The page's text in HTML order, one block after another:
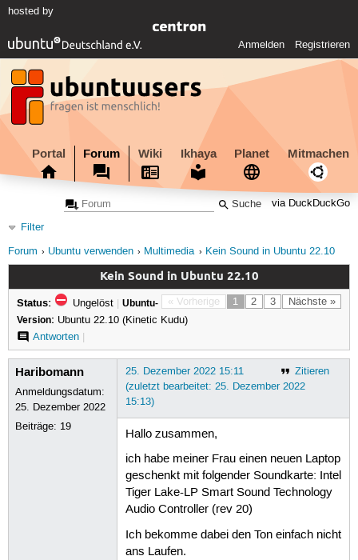
hosted by
Anmelden Registrieren
Portal Forum Wiki Ikhaya Planet Mitmachen
via DuckDuckGo
Filter
Forum
Ubuntu verwenden Multimedia Kein Sound in Ubuntu 22.10
Kein Sound in Ubuntu 22.10
« Vorherige 1 2 3 Nächste »
Status: Ungelöst | Ubuntu-
Version: Ubuntu 22.10 (Kinetic Kudu)
Antworten|
Haribomann
Anmeldungsdatum:
25. Dezember 2022
Beiträge: 19
Zitieren
25. Dezember 2022 15:11
(zuletzt bearbeitet: 25. Dezember 2022
15:13)
Hallo zusammen,
ich habe meiner Frau einen neuen Laptop
geschenkt mit folgender Soundkarte: Intel
Tiger Lake-LP Smart Sound Technology
Audio Controller (rev 20)
Ich bekomme dabei den Ton einfach nicht
ans Laufen.